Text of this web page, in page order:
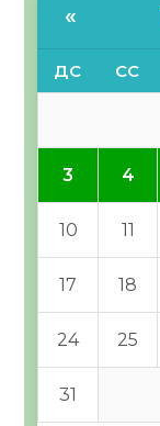
«
ДС СС
3 4
10 11
17 18
24 25
31